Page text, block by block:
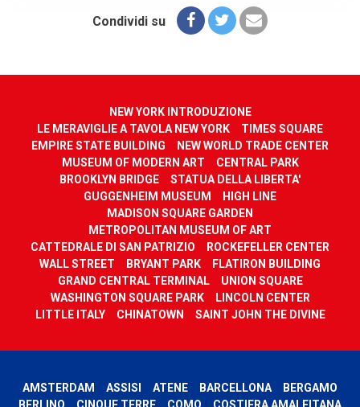
Condividi su
NEW YORK INTRODUZIONE
LE MERAVIGLIE A TAVOLA NEW YORK
TIMES SQUARE
EMPIRE STATE BUILDING
NEW WORLD TRADE CENTER
MUSEUM OF MODERN ART
CENTRAL PARK
BROOKLYN BRIDGE
STATUA DELLA LIBERTA'
GUGGENHEIM MUSEUM
HIGH LINE
MADISON SQUARE GARDEN
METROPOLITAN MUSEUM OF ART
CATTEDRALE DI SAN PATRIZIO
ROCKEFELLER CENTER
WALL STREET
BRYANT PARK
FLATIRON BUILDING
GRAND CENTRAL TERMINAL
UNION SQUARE
WASHINGTON SQUARE PARK
LINCOLN CENTER
LITTLE ITALY
CHINATOWN SAINT JOHN THE DIVINE
AMSTERDAM ASSISI ATENE BARCELLONA
BERGAMO